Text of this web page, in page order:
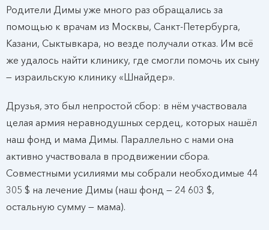
Родители Димы уже много раз обращались за
помощью к врачам из Москвы, Санкт-Петербурга,
Казани, Сыктывкара, но везде получали отказ. Им всё
же удалось найти клинику, где смогли помочь их сыну
— израильскую клинику «Шнайдер».
Друзья, это был непростой сбор: в нём участвовала
целая армия неравнодушных сердец, которых нашёл
наш фонд и мама Димы. Параллельно с нами она
активно участвовала в продвижении сбора.
Совместными усилиями мы собрали необходимые 44
305 $ на лечение Димы (наш фонд — 24 603 $,
остальную сумму — мама).